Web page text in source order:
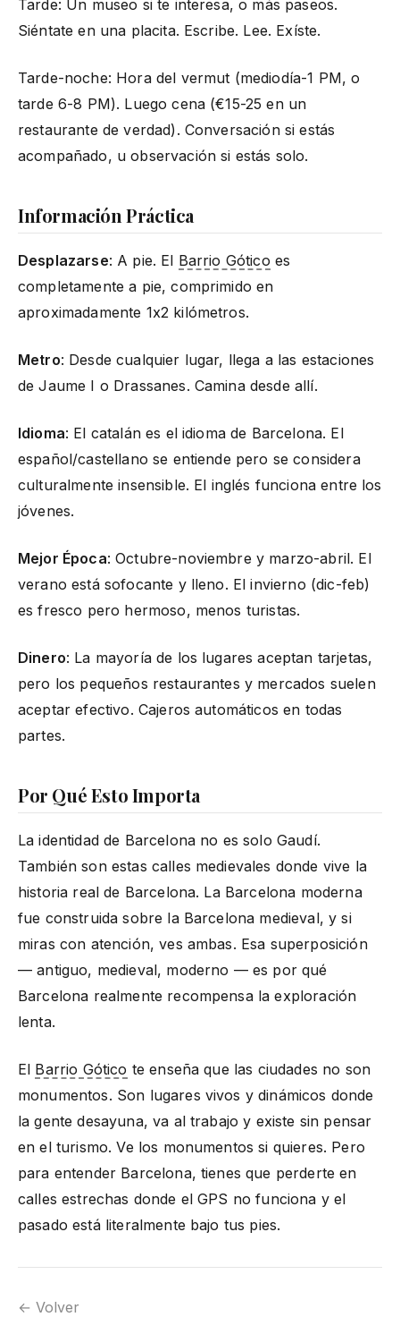
Tarde: Un museo si te interesa, o más paseos.
Siéntate en una placita. Escribe. Lee. Exíste.
Tarde-noche: Hora del vermut (mediodía-1 PM, o
tarde 6-8 PM). Luego cena (€15-25 en un
restaurante de verdad). Conversación si estás
acompañado, u observación si estás solo.
Información Práctica
Desplazarse: A pie. El Barrio Gótico es
completamente a pie, comprimido en
aproximadamente 1x2 kilómetros.
Metro: Desde cualquier lugar, llega a las estaciones
de Jaume I o Drassanes. Camina desde allí.
Idioma: El catalán es el idioma de Barcelona. El
español/castellano se entiende pero se considera
culturalmente insensible. El inglés funciona entre los
jóvenes.
Mejor Época: Octubre-noviembre y marzo-abril. El
verano está sofocante y lleno. El invierno (dic-feb)
es fresco pero hermoso, menos turistas.
Dinero: La mayoría de los lugares aceptan tarjetas,
pero los pequeños restaurantes y mercados suelen
aceptar efectivo. Cajeros automáticos en todas
partes.
Por Qué Esto Importa
La identidad de Barcelona no es solo Gaudí.
También son estas calles medievales donde vive la
historia real de Barcelona. La Barcelona moderna
fue construida sobre la Barcelona medieval, y si
miras con atención, ves ambas. Esa superposición
— antiguo, medieval, moderno — es por qué
Barcelona realmente recompensa la exploración
lenta.
El Barrio Gótico te enseña que las ciudades no son
monumentos. Son lugares vivos y dinámicos donde
la gente desayuna, va al trabajo y existe sin pensar
en el turismo. Ve los monumentos si quieres. Pero
para entender Barcelona, tienes que perderte en
calles estrechas donde el GPS no funciona y el
pasado está literalmente bajo tus pies.
← Volver